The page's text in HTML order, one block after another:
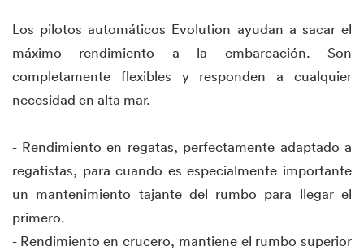
Los pilotos automáticos Evolution ayudan a sacar el
máximo rendimiento a la embarcación. Son
completamente flexibles y responden a cualquier
necesidad en alta mar.
- Rendimiento en regatas, perfectamente adaptado a
regatistas, para cuando es especialmente importante
un mantenimiento tajante del rumbo para llegar el
primero.
- Rendimiento en crucero, mantiene el rumbo superior